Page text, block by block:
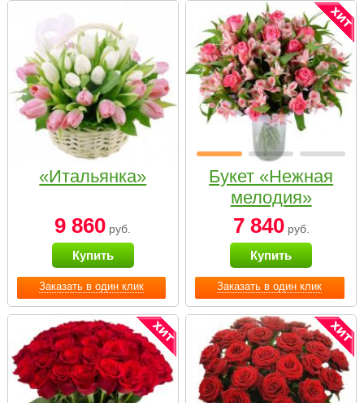
Заказать в один клик
«Итальянка»
9 860 руб.
Купить
Заказать в один клик
Букет «Нежная
мелодия»
7 840руб.
Купить